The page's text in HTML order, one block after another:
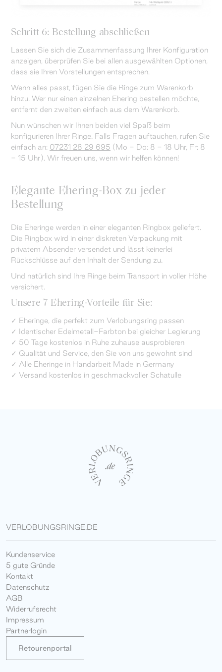
Schritt 6: Bestellung abschließen
Lassen Sie sich die Zusammenfassung Ihrer Konfiguration
anzeigen, überprüfen Sie bei allen ausgewählten Optionen,
dass sie Ihren Vorstellungen entsprechen.
Wenn alles passt, fügen Sie die Ringe zum Warenkorb
hinzu. Wer nur einen einzelnen Ehering bestellen möchte,
entfernt den zweiten einfach aus dem Warenkorb.
Nun wünschen wir Ihnen beiden viel Spaß beim
konfigurieren Ihrer Ringe. Falls Fragen auftauchen, rufen Sie
einfach an: 07231 28 29 695 (Mo - Do: 8 - 18 Uhr, Fr: 8
- 15 Uhr). Wir freuen uns, wenn wir helfen können!
Elegante Ehering-Box zu jeder
Bestellung
Die Eheringe werden in einer eleganten Ringbox geliefert.
Die Ringbox wird in einer diskreten Verpackung mit
privatem Absender versendet und lässt keinerlei
Rückschlüsse auf den Inhalt der Sendung zu.
Und natürlich sind Ihre Ringe beim Transport in voller Höhe
versichert.
Unsere 7 Ehering-Vorteile für Sie:
✓ Eheringe, die perfekt zum Verlobungsring passen
✓ Identischer Edelmetall-Farbton bei gleicher Legierung
✓ 50 Tage kostenlos in Ruhe zuhause ausprobieren
✓ Qualität und Service, den Sie von uns gewohnt sind
✓ Alle Eheringe in Handarbeit Made in Germany
✓ Versand kostenlos in geschmackvoller Schatulle
VERLOBUNGSRINGE.DE
Kundenservice
5 gute Gründe
Kontakt
Datenschutz
AGB
Widerrufsrecht
Impressum
Partnerlogin
Retourenportal